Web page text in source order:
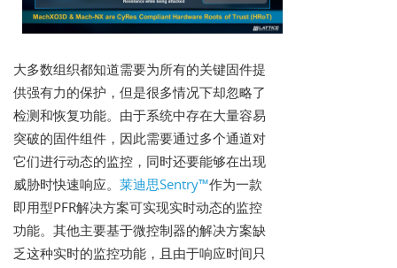
大多数组织都知道需要为所有的关键固件提
供强有力的保护，但是很多情况下却忽略了
检测和恢复功能。由于系统中存在大量容易
突破的固件组件，因此需要通过多个通道对
它们进行动态的监控，同时还要能够在出现
威胁时快速响应。 莱迪思Sentry™作为一款
即用型PFR解决方案可实现实时动态的监控
功能。其他主要基于微控制器的解决方案缺
乏这种实时的监控功能，且由于响应时间只